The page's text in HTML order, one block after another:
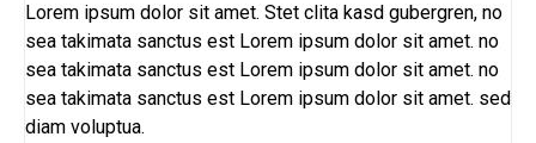
Lorem ipsum dolor sit amet. Stet clita kasd gubergren, no
sea takimata sanctus est Lorem ipsum dolor sit amet. no
sea takimata sanctus est Lorem ipsum dolor sit amet. no
sea takimata sanctus est Lorem ipsum dolor sit amet. sed
diam voluptua.